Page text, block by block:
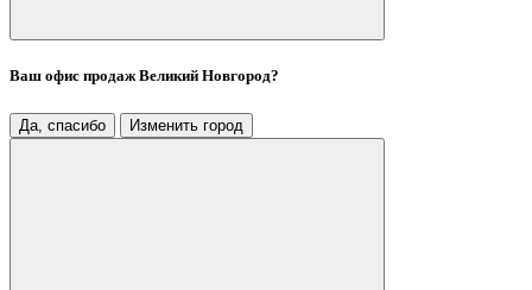
Ваш офис продажВеликий Новгород?
Да, спасибо Изменить город